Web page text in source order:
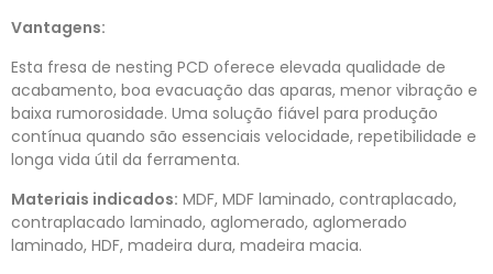
Vantagens:
Esta fresa de nesting PCD oferece elevada qualidade de
acabamento, boa evacuação das aparas, menor vibração e
baixa rumorosidade. Uma solução fiável para produção
contínua quando são essenciais velocidade, repetibilidade e
longa vida útil da ferramenta.
Materiais indicados: MDF, MDF laminado, contraplacado,
contraplacado laminado, aglomerado, aglomerado
laminado, HDF, madeira dura, madeira macia.